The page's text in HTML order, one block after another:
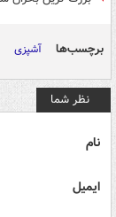
برچسب‌ها آشپزی
نظر شما
نام
ایمیل